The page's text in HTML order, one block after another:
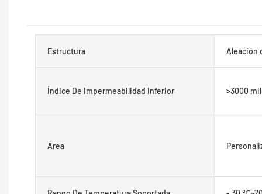
Estructura Aleación
Índice De Impermeabilidad Inferior >3000
Área